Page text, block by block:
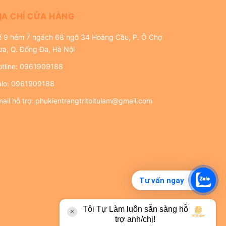
Tư vấn ngay
CHỈ CỬA HÀNG
9 hẻm 7 ngách 68 ngõ 34 Hoàng Cầu, P. Ô Chợ
Q. Đống Đa, Hà Nội
0961909188
0961909188
hỗ trợ: phukientrangtritoitulam@gmail.com
Tôi Tự Làm luôn sẵn sàng hỗ
trợ anh/chị!